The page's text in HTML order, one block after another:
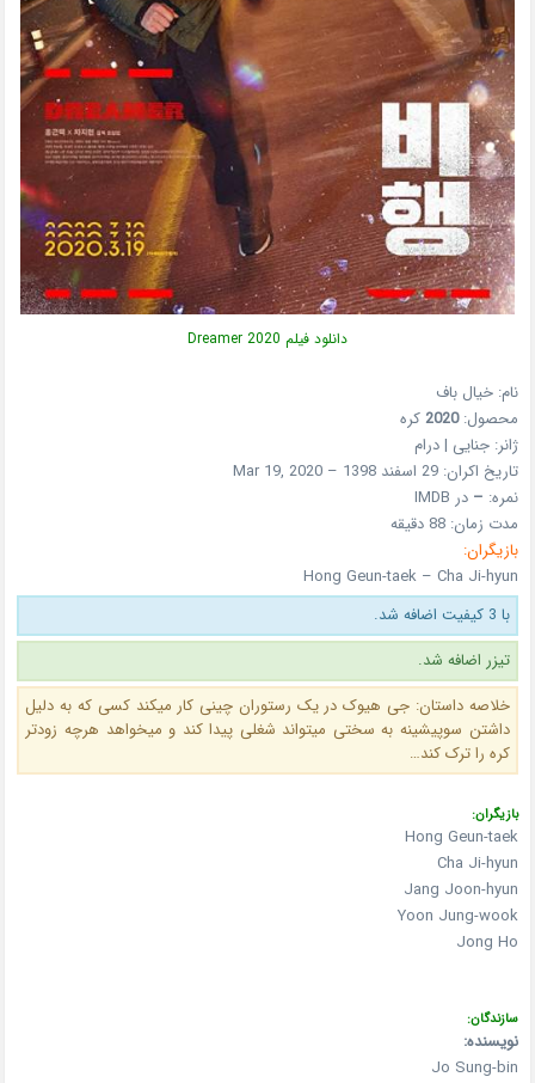
دانلود فیلم Dreamer 2020
نام: خیال باف
محصول:2020 کره
ژانر: جنایی | درام
تاریخ اکران: 29 اسفند 1398 – Mar 19, 2020
نمره: – در IMDB
مدت زمان: 88 دقیقه
بازیگران:
Hong Geun-taek – Cha Ji-hyun
با 3 کیفیت اضافه شد.
تیزر اضافه شد.
خلاصه داستان: جی هیوک در یک رستوران چینی کار میکند کسی که به دلیل
داشتن سوپیشینه به سختی میتواند شغلی پیدا کند و میخواهد هرچه زودتر
کره را ترک کند…
بازیگران:
Hong Geun-taek
Cha Ji-hyun
Jang Joon-hyun
Yoon Jung-wook
Jong Ho
سازندگان:
نویسنده:
Jo Sung-bin